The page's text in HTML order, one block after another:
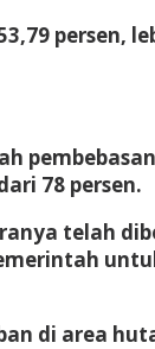
persen,
78 persen.
telah
di area